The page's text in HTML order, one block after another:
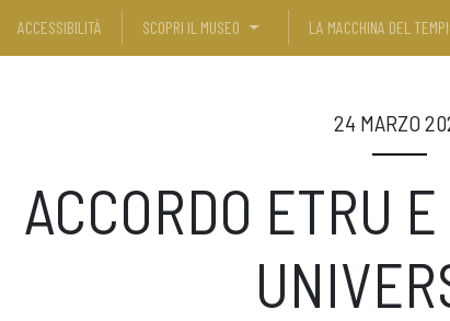
ACCESSIBILITÀ SCOPRI IL MUSEO LA MACCHINA DEL
24 MARZO
ACCORDO ETRU